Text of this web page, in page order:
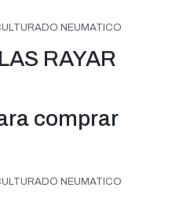
NEUMATICO
RAYAR
comprar
NEUMATICO